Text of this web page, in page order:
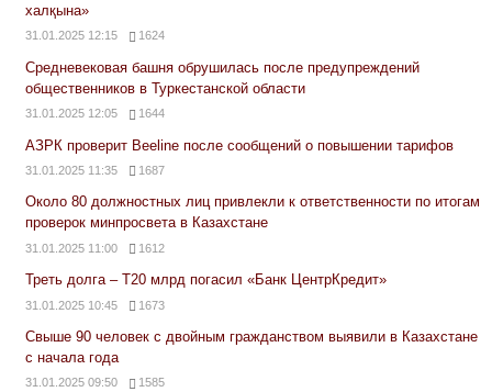
халқына»
31.01.2025 12:15 1624
Средневековая башня обрушилась после предупреждений
общественников в Туркестанской области
31.01.2025 12:05 1644
АЗРК проверит Beeline после сообщений о повышении тарифов
31.01.2025 11:35 1687
Около 80 должностных лиц привлекли к ответственности по итогам
проверок минпросвета в Казахстане
31.01.2025 11:00 1612
Треть долга – Т20 млрд погасил «Банк ЦентрКредит»
31.01.2025 10:45 1673
Свыше 90 человек с двойным гражданством выявили в Казахстане
с начала года
31.01.2025 09:50 1585